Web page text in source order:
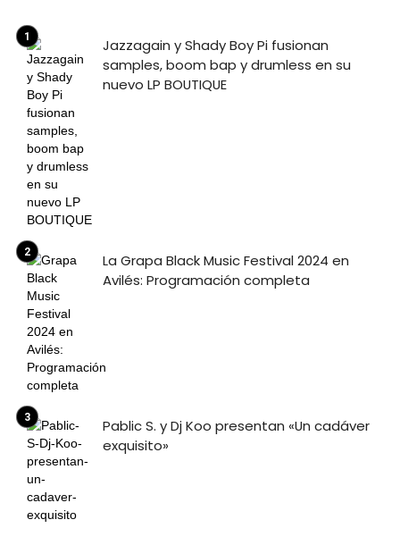
Jazzagain y Shady Boy Pi fusionan
samples, boom bap y drumless en su
nuevo LP BOUTIQUE
La Grapa Black Music Festival 2024 en
Avilés: Programación completa
Pablic S. y Dj Koo presentan «Un cadáver
exquisito»